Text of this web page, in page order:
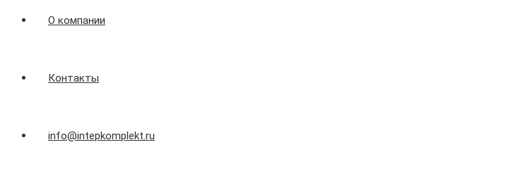
О компании
Контакты
info@intepkomplekt.ru